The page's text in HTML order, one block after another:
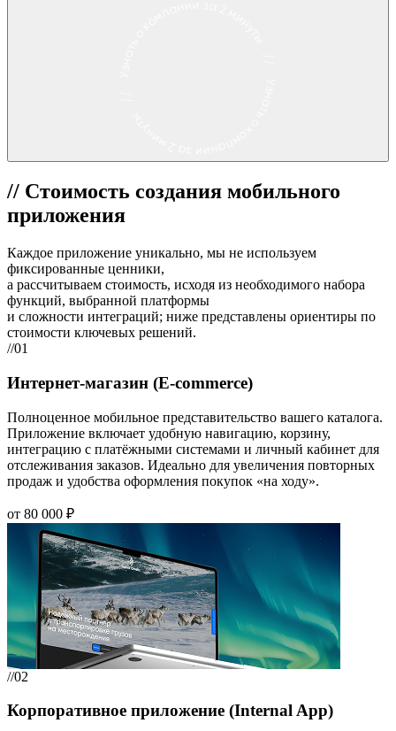
// Стоимость создания мобильного
приложения
Каждое приложение уникально, мы не используем
фиксированные ценники,
а рассчитываем стоимость, исходя из необходимого набора
функций, выбранной платформы
и сложности интеграций; ниже представлены ориентиры по
стоимости ключевых решений.
//01
Интернет-магазин (E-commerce)
Полноценное мобильное представительство вашего каталога.
Приложение включает удобную навигацию, корзину,
интеграцию с платёжными системами и личный кабинет для
отслеживания заказов. Идеально для увеличения повторных
продаж и удобства оформления покупок «на ходу».
от 80 000 ₽
//02
Корпоративное приложение (Internal App)